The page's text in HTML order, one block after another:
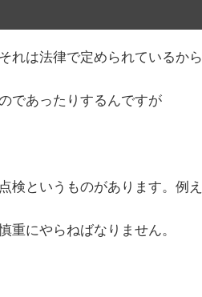
れは法律で定められているか
であったりするんですが
検というものがあります。例え
重にやらねばなりません。